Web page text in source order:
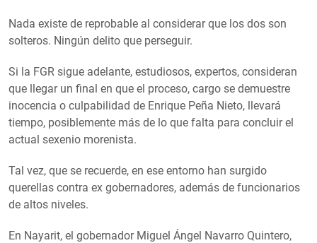
Nada existe de reprobable al considerar que los dos son
solteros. Ningún delito que perseguir.
Si la FGR sigue adelante, estudiosos, expertos, consideran
que llegar un final en que el proceso, cargo se demuestre
inocencia o culpabilidad de Enrique Peña Nieto, llevará
tiempo, posiblemente más de lo que falta para concluir el
actual sexenio morenista.
Tal vez, que se recuerde, en ese entorno han surgido
querellas contra ex gobernadores, además de funcionarios
de altos niveles.
En Nayarit, el gobernador Miguel Ángel Navarro Quintero,